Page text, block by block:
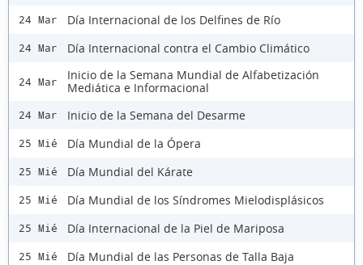
24 Mar Día Internacional de los Delfines de Río
24 Mar Día Internacional contra el Cambio Climático
24 Mar
Inicio de la Semana Mundial de Alfabetización
Mediática e Informacional
24 Mar Inicio de la Semana del Desarme
25 Mié Día Mundial de la Ópera
25 Mié Día Mundial del Kárate
25 Mié Día Mundial de los Síndromes Mielodisplásicos
25 Mié Día Internacional de la Piel de Mariposa
25 Mié Día Mundial de las Personas de Talla Baja